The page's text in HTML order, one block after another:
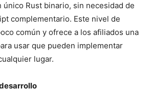
único Rust binario, sin necesidad de
complementario. Este nivel de
común y ofrece a los afiliados una
usar que pueden implementar
lugar.